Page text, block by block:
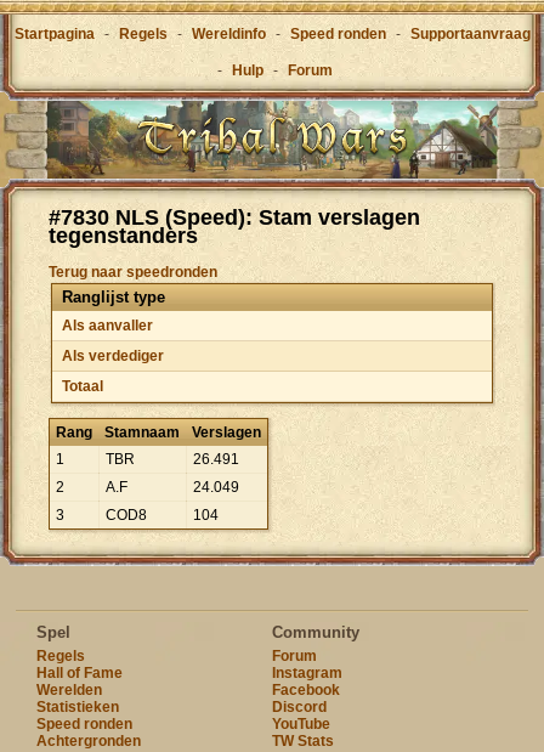
Startpagina - Regels - Wereldinfo - Speed ronden - Supportaanvraag
- Hulp - Forum
#7830 NLS (Speed): Stam verslagen
tegenstanders
Terug naar speedronden
Ranglijst type
Als aanvaller
Als verdediger
Totaal
Rang Stamnaam
Verslagen
1
TBR 26.491
2
A.F 24.049
3
COD8 104
Spel
Regels
Hall of Fame
Werelden
Statistieken
Speed ronden
Achtergronden
Community
Forum
Instagram
Facebook
Discord
YouTube
TW Stats